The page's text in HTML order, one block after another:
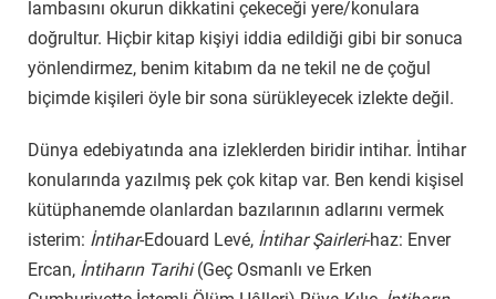
lambasını okurun dikkatini çekeceği yere/konulara
doğrultur. Hiçbir kitap kişiyi iddia edildiği gibi bir sonuca
yönlendirmez, benim kitabım da ne tekil ne de çoğul
biçimde kişileri öyle bir sona sürükleyecek izlekte değil.
Dünya edebiyatında ana izleklerden biridir intihar. İntihar
konularında yazılmış pek çok kitap var. Ben kendi kişisel
kütüphanemde olanlardan bazılarının adlarını vermek
isterim: İntihar-Edouard Levé, İntihar Şairleri-haz: Enver
Ercan, İntiharın Tarihi(Geç Osmanlı ve Erken